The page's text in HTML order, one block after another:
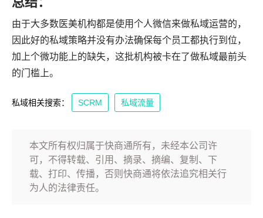
由于大多数医美机构都是使用个人微信来做私域运营的，
因此好的私域策略并没有办法确保每个员工都执行到位，
加上个微功能上的缺失，这批机构被卡在了做私域最前头
的门槛上。
私域相关搜索： SCRM 私域流量
本文所有权归属于快商通所有，未经本公司许
可，不得转载、引用、摘录、摘编、复制、下
载、打印、传播，否则快商通将依法追究相关行
为人的法律责任。